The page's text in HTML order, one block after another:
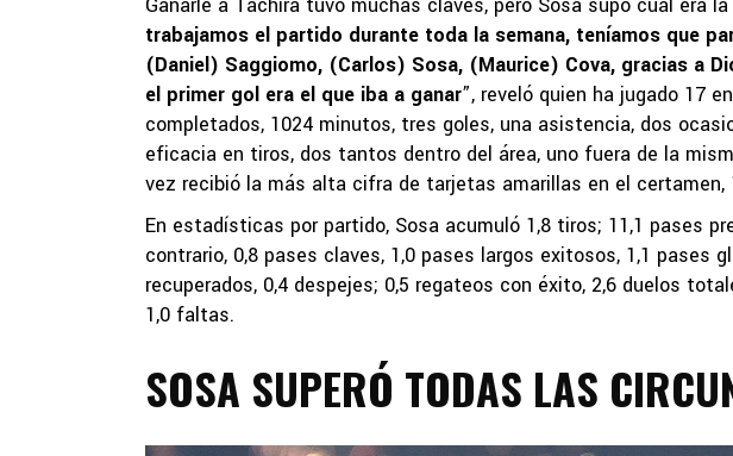
trabajamos el partido durante toda la semana, teníamos que
(Daniel) Saggiomo, (Carlos) Sosa, (Maurice) Cova, gracias a
el primer gol era el que iba a ganar”, reveló quien ha jugado 17
completados, 1024 minutos, tres goles, una asistencia, dos
eficacia en tiros, dos tantos dentro del área, uno fuera de la
vez recibió la más alta cifra de tarjetas amarillas en el certamen,
En estadísticas por partido, Sosa acumuló 1,8 tiros; 11,1 pases
contrario, 0,8 pases claves, 1,0 pases largos exitosos, 1,1 pases
recuperados, 0,4 despejes; 0,5 regateos con éxito, 2,6 duelos
1,0 faltas.
SOSA SUPERÓ TODAS LAS